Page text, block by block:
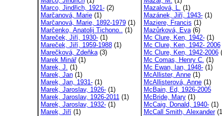
Marco, Jindřich, 1921-(2)
Marčanová, Marie(1)
Marčanová, Marie, 1892-1979(1)
Marčenko, Anatolij Tichono.. (1)
Mareček, Jiří, 1930-(1)
Mareček, Jiří, 1959-1988(1)
Marečková, Zdeňka(3)
Marek Minář(1)
Marek, J. (1)
Marek, Jan(1)
Marek, Jan, 1931-(1)
Marek, Jaroslav, 1926-(1)
Marek, Jaroslav, 1926-2011(1)
Marek, Jaroslav, 1932-(1)
Marek, Jiří(1)
Mazalová, L. (1)
Mazánek, Jiří, 1943-(1)
Maziere, Francis (1)
Mazůrková, Eva(6)
Mc Clure, Ken, 1942-(1)
Mc Clure, Ken, 1942- 2006
Mc Clure, Ken, 1942-2006
Mc Comas, Henry C. (1)
Mc Ewan, Ian, 1948-(1)
McAllister, Anne(1)
McAllisterová, Anne(1)
McBain, Ed, 1926-2005
McBride, Mary(1)
McCaig, Donald, 1940-(1)
McCall Smith, Alexander